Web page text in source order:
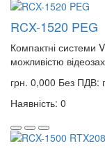
RCX-1520 PEG
Компактні системи
можливістю
грн. 0,000 Без ПДВ:
Наявність: 0